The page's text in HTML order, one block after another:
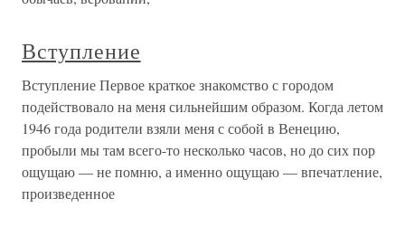
Вступление
Вступление Первое краткое знакомство с городом
подействовало на меня сильнейшим образом. Когда летом
1946 года родители взяли меня с собой в Венецию,
пробыли мы там всего-то несколько часов, но до сих пор
ощущаю — не помню, а именно ощущаю — впечатление,
произведенное